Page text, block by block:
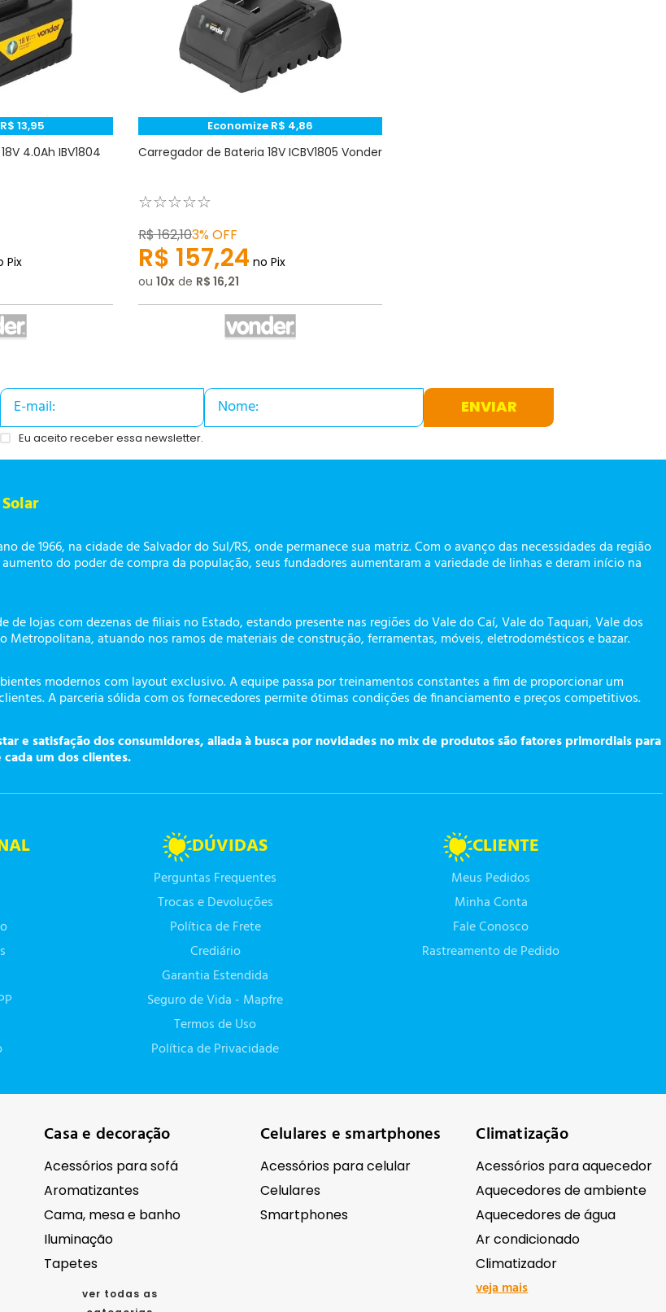
R$ 13,95
4.0Ah IBV1804
Pix
Economize R$ 4,86
Carregador de Bateria 18V ICBV1805 Vonder
☆☆☆☆☆
R$162,103%OFF
R$ 157,24 no Pix
ou 10 de R$ 16,21
ENVIAR
Eu aceito receber essa newsletter.
de 1966, na cidade de Salvador do Sul/RS, onde permanece sua matriz. Com o avanço das necessidades da região
do poder de compra da população, seus fundadores aumentaram a variedade de linhas e deram início na
de lojas com dezenas de filiais no Estado, estando presente nas regiões do Vale do Caí, Vale do Taquari, Vale dos
Metropolitana, atuando nos ramos de materiais de construção, ferramentas, móveis, eletrodomésticos e bazar.
modernos com layout exclusivo. A equipe passa por treinamentos constantes a fim de proporcionar um
A parceria sólida com os fornecedores permite ótimas condições de financiamento e preços competitivos.
e satisfação dos consumidores, aliada à busca por novidades no mix de produtos são fatores primordiais para
um dos clientes.
DÚVIDAS
Perguntas Frequentes
Trocas e Devoluções
Política de Frete
Crediário
Garantia Estendida
Seguro de Vida - Mapfre
Termos de Uso
Política de Privacidade
CLIENTE
Meus Pedidos
Minha Conta
Fale Conosco
Rastreamento de Pedido
Casa e decoração
Acessórios para sofá
Aromatizantes
Cama, mesa e banho
Iluminação
Tapetes
Celulares e smartphones
Acessórios para celular
Celulares
Smartphones
Climatização
Acessórios para aquecedor
Aquecedores de ambiente
Aquecedores de água
Ar condicionado
Climatizador
veja mais
ver todas as